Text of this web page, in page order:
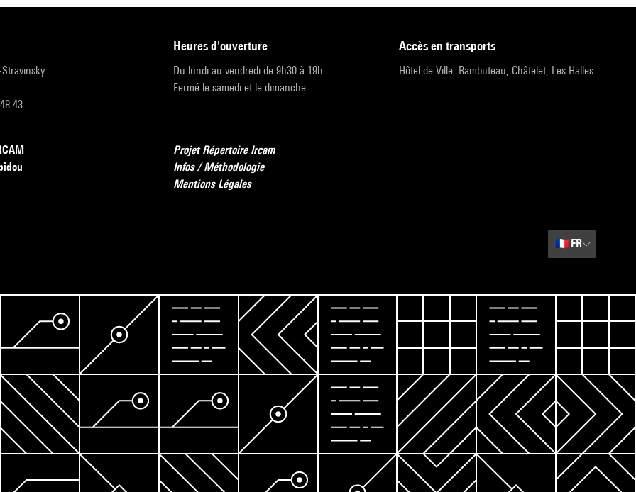
43
heures d'ouverture
Du lundi au vendredi de 9h30 à 19h
Fermé le samedi et le dimanche
accès en transports
Hôtel de Ville, Rambuteau, Châtelet, Les Halles
Projet Répertoire Ircam
Infos / Méthodologie
Mentions Légales
🇫🇷 FR